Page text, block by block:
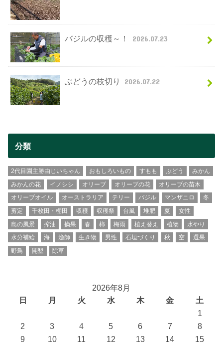
バジルの収穫～！ 2026.07.23
ぶどうの枝切り 2026.07.22
分類
2代目園主勝由じいちゃん おもしろいもの すもも ぶどう
みかん
みかんの花
イノシシ オリーブ オリーブの花
オリーブの苗木
オリーブオイル
オーストラリア テリー バジル マンザニロ
冬
剪定
千枚田・棚田 収穫 収穫祭 台風 堆肥 夏
女性
島の風景
搾油 摘果 春 柿 梅雨 植え替え 植物
水やり
水分補給
海 漁師 生き物 男性 石垣づくり 秋 空
選果
野鳥
開墾 除草
2026年8月
日
月 火 水 木 金 土
1
2
3 4 5 6 7
8
9
10 11 12 13 14
15